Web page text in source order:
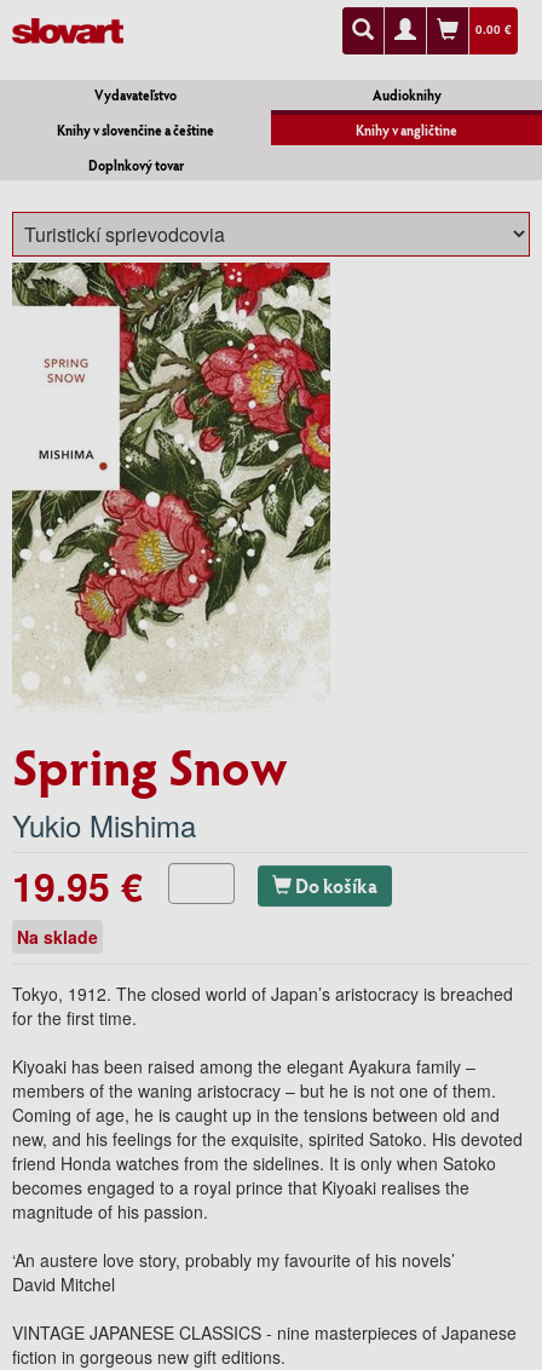
0.00 €
Vydavateľstvo
Audioknihy
Knihy v slovenčine a češtine
Knihy v angličtine
Doplnkový tovar
Spring Snow
Yukio Mishima
19.95 € Do košíka
Na sklade
Tokyo, 1912. The closed world of Japan’s aristocracy is breached
for the first time.
Kiyoaki has been raised among the elegant Ayakura family –
members of the waning aristocracy – but he is not one of them.
Coming of age, he is caught up in the tensions between old and
new, and his feelings for the exquisite, spirited Satoko. His devoted
friend Honda watches from the sidelines. It is only when Satoko
becomes engaged to a royal prince that Kiyoaki realises the
magnitude of his passion.
‘An austere love story, probably my favourite of his novels’
David Mitchel
VINTAGE JAPANESE CLASSICS - nine masterpieces of Japanese
fiction in gorgeous new gift editions.